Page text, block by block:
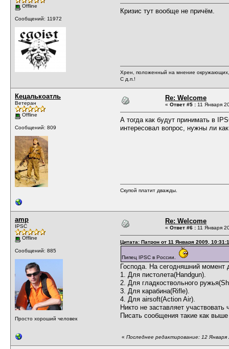
Offline
Сообщений: 11972
Кризис тут вообще не причём.
Хрен, положенный на мнение окружающих,
С д.п.!
Кецалькоатль
Ветеран
Offline
Сообщений: 809
Re: Welcome
« Ответ #5 : 11 Января
А тогда как будут принимать в
интересовал вопрос, нужны ли
Скупой платит дважды.
amp
IPSC
Offline
Сообщений: 885
Просто хороший человек
Re: Welcome
« Ответ #6 : 11 Января
Цитата: Патрон от 11 Января 2009,
Пипец IPSC в России.
Господа. На сегодняшний
1. Для пистолета(Handgun).
2. Для гладкоствольного
3. Для карабина(Rifle).
4. Для airsoft(Action Air).
Никто не заставляет
Писать сообщения такие как
« Последнее редактирование: 12